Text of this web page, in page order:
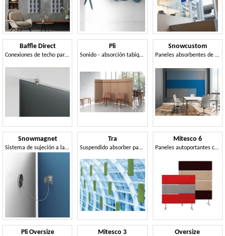
Baffle Direct
Conexiones de techo para paneles fonoabsorbentes
Pli
Sonido - absorción tabique adecuado para oficinas
Snowcustom
Paneles absorbentes de sonido patentados
Snowmagnet
Sistema de sujeción a la pared para los paneles Snowsound
Tra
Suspendido absorber paneles personalizables
Mitesco 6
Paneles autoportantes con la absorción de frecuencias selectiva
Pli Oversize Mitesco 3 Oversize